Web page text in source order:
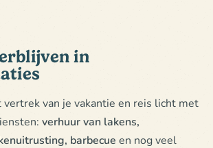
in
vertrek van je vakantie en reis licht met
verhuur van lakens,
barbecue en nog veel